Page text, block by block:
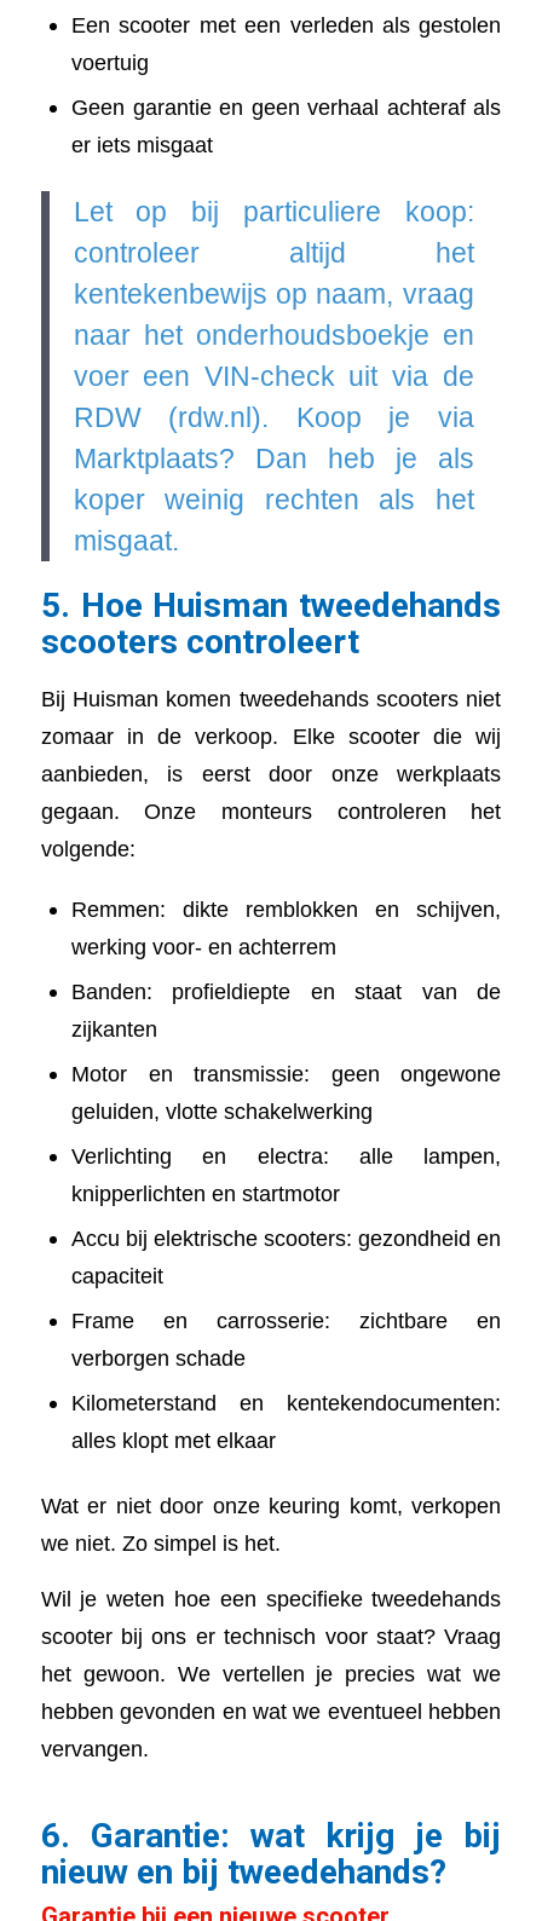
Een scooter met een verleden als gestolen
voertuig
Geen garantie en geen verhaal achteraf als
er iets misgaat
Let op bij particuliere koop:
controleer altijd het
kentekenbewijs op naam, vraag
naar het onderhoudsboekje en
voer een VIN-check uit via de
RDW (rdw.nl). Koop je via
Marktplaats? Dan heb je als
koper weinig rechten als het
misgaat.
5. Hoe Huisman tweedehands
scooters controleert
Bij Huisman komen tweedehands scooters niet
zomaar in de verkoop. Elke scooter die wij
aanbieden, is eerst door onze werkplaats
gegaan. Onze monteurs controleren het
volgende:
Remmen: dikte remblokken en schijven,
werking voor- en achterrem
Banden: profieldiepte en staat van de
zijkanten
Motor en transmissie: geen ongewone
geluiden, vlotte schakelwerking
Verlichting en electra: alle lampen,
knipperlichten en startmotor
Accu bij elektrische scooters: gezondheid en
capaciteit
Frame en carrosserie: zichtbare en
verborgen schade
Kilometerstand en kentekendocumenten:
alles klopt met elkaar
Wat er niet door onze keuring komt, verkopen
we niet. Zo simpel is het.
Wil je weten hoe een specifieke tweedehands
scooter bij ons er technisch voor staat? Vraag
het gewoon. We vertellen je precies wat we
hebben gevonden en wat we eventueel hebben
vervangen.
6. Garantie: wat krijg je bij
nieuw en bij tweedehands?